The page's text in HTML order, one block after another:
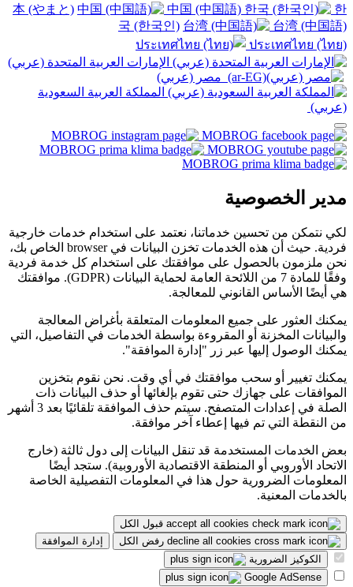
本 (やまと)
中国 (中国語)
한
국 (한국인)
台湾 (中国語)
ประเทศไทย (ไทย)
الإمارات العربية المتحدة (عربي)
مصر (عربي)‎
المملكة العربية السعودية
(عربي)‎ ‎
مدير الخصوصية
لكي نتمكن من تحسين خدماتنا، نعتمد على استخدام خدمات خارجية
فردية. حيث أن هذه الخدمات تخزن البيانات في browser الخاص بك،
نحن ملزمون بالحصول على موافقتك على استخدام كل خدمة فردية
وفقًا للمادة 7 من اللائحة العامة لحماية البيانات (GDPR). موافقتك
هي أيضًا الأساس القانوني للمعالجة.
يمكنك العثور على جميع المعلومات المتعلقة بأغراض المعالجة
والبيانات المخزنة أو المقروءة بواسطة الخدمات في التفاصيل، التي
يمكنك الوصول إليها عبر زر "إدارة الموافقة".
يمكنك تغيير أو سحب موافقتك في أي وقت. نحن نقوم بتخزين
الموافقات على جهازك حتى تقوم بإلغائها أو حذف البيانات ذات
الصلة في إعدادات المتصفح. سيتم حذف الموافقة تلقائيًا بعد 3 أشهر
من النقطة التي تم فيها إعطاء آخر موافقة.
بعض الخدمات المستخدمة قد تنقل البيانات إلى دول ثالثة (خارج
الاتحاد الأوروبي أو المنطقة الاقتصادية الأوروبية). ستجد أيضًا
المعلومات الضرورية حول هذا في المعلومات التفصيلية الخاصة
بالخدمات المعنية.
قبول الكل
رفض الكل
إدارة الموافقة
الكوكيز الضرورية
Google AdSense